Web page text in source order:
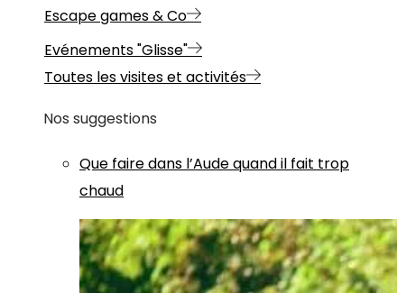
Escape games & Co
Evénements "Glisse"
Toutes les visites et activités
Nos suggestions
Que faire dans l’Aude quand il fait trop
chaud